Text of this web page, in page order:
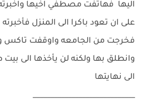
اليها فهاتفت مصطفي اخيها
على ان تعود باكرا الى المنزل فأخبرته
فخرجت من الجامعه واوقفت تاكس
وانطلق بها ولكنه لن يأخذها الى
الى نهايتها
_____________________________